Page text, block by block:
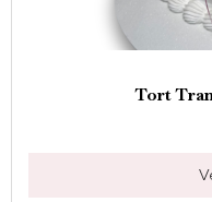
Tort